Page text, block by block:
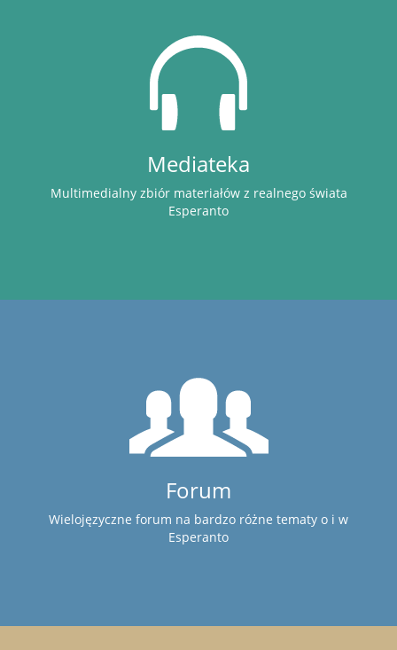
Mediateka
Multimedialny zbiór materiałów z realnego świata
Esperanto
Forum
Wielojęzyczne forum na bardzo różne tematy o i w
Esperanto